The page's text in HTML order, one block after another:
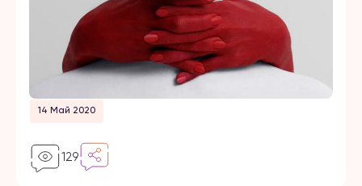
14 Май 2020
129